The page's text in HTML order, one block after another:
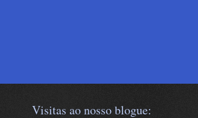
Visitas ao nosso blogue: